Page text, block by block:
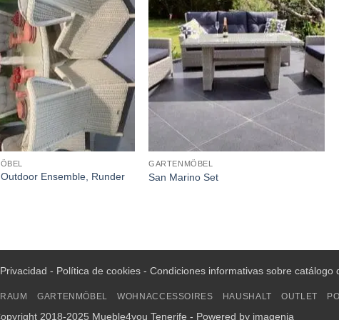
Ensemble, Runder
GARTENMÖBEL
San Marino Set
- Política de cookies- Condiciones informativas sobre catálogo
GARTENMÖBEL WOHNACCESSOIRES HAUSHALT OUTLET
2018-2025 Mueble4you Tenerife - Powered by imagenia